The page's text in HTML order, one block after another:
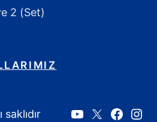
2 (Set)
Youtube
X: